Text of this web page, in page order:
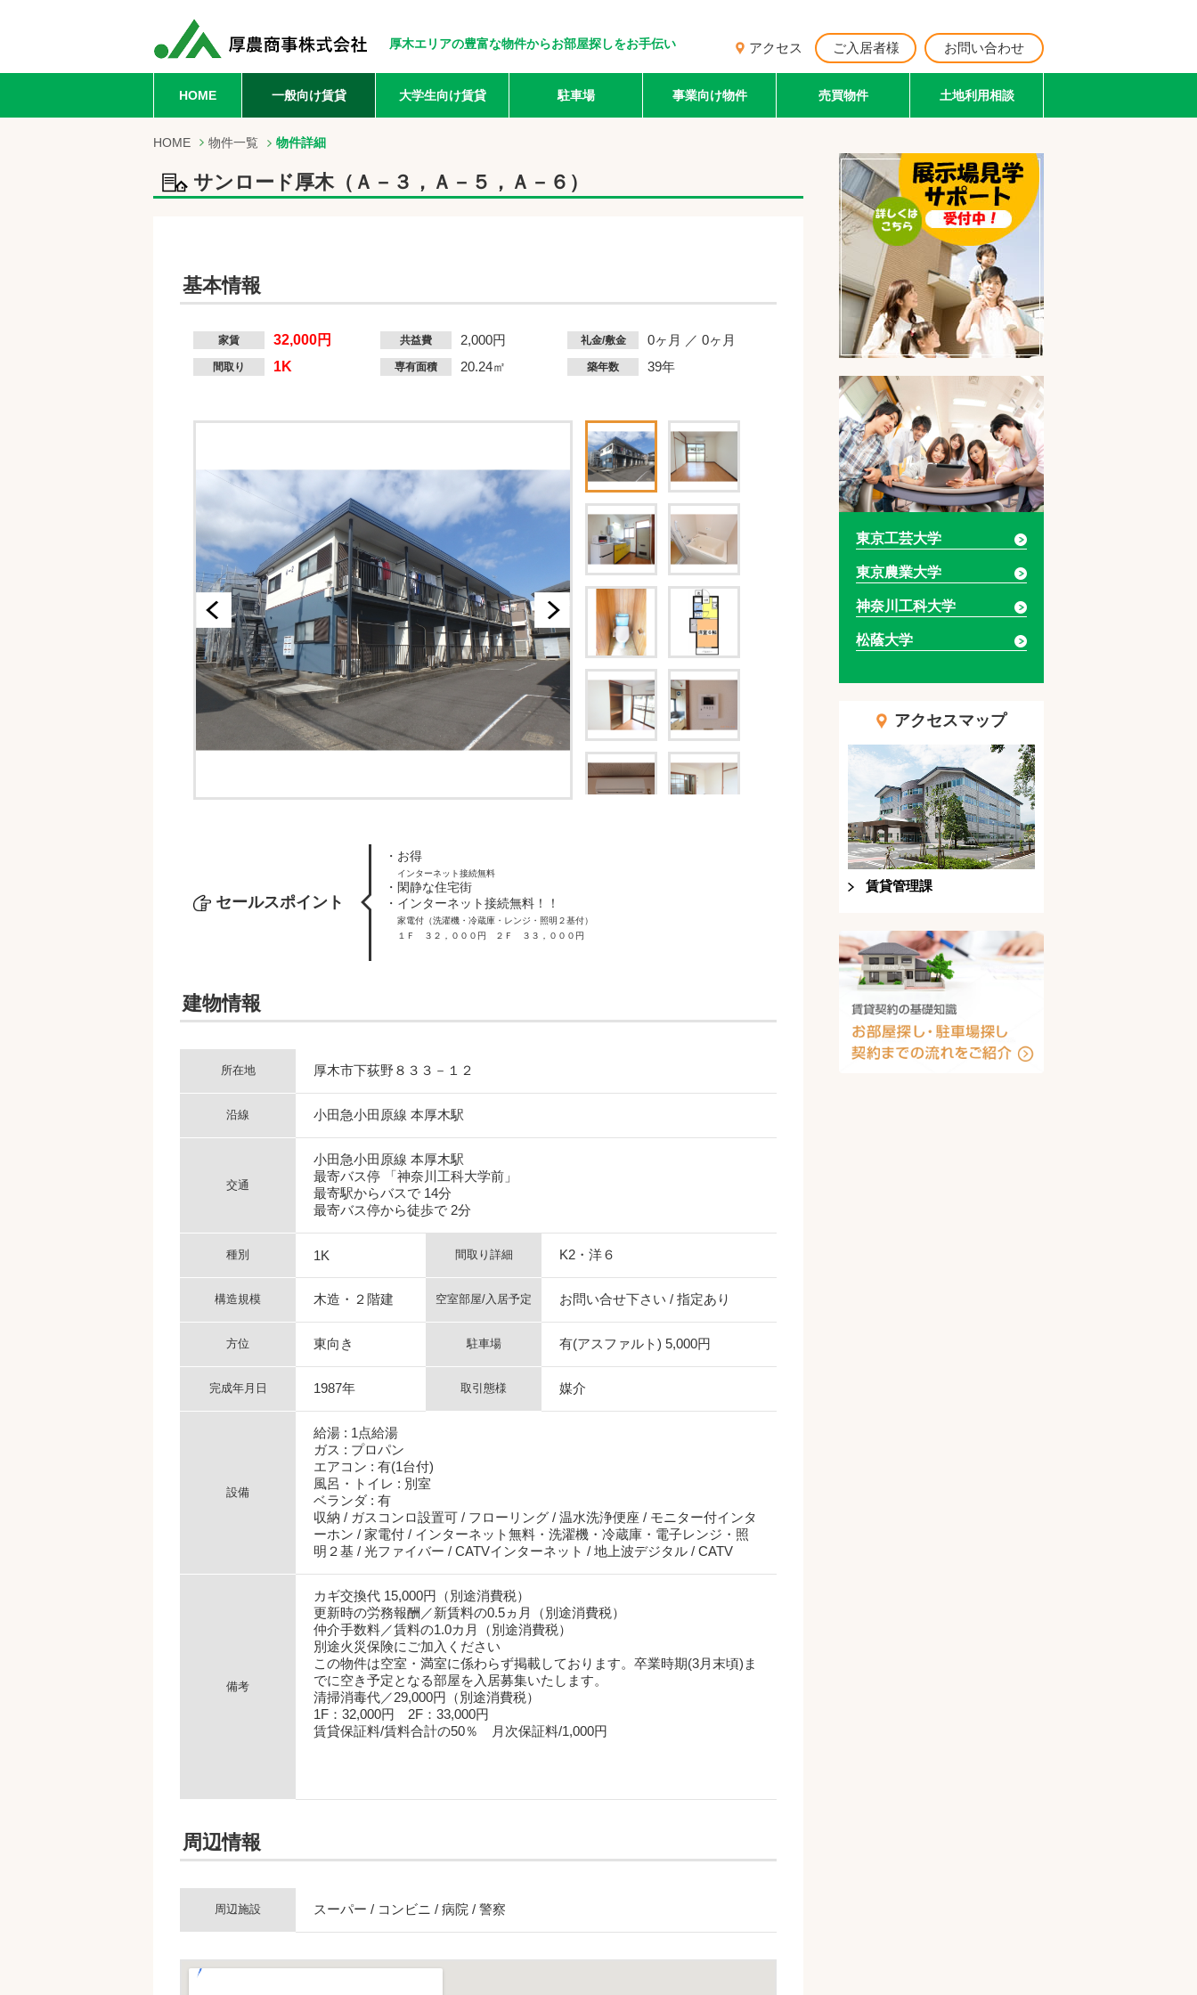
厚木エリアの豊富な物件からお部屋探しをお手伝い
HOME 一般向け賃貸 大学生向け賃貸 駐車場 事業向け物件 売買物件 土地利用相談
アクセス ご入居者様 お問い合わせ
HOME 物件一覧 物件詳細
サンロード厚木（Ａ－３，Ａ－５，Ａ－６）
基本情報
家賃 32,000円 共益費 2,000円 礼金/敷金 0ヶ月 ／ 0ヶ月
間取り 1K 専有面積 20.24㎡ 築年数 39年
セールスポイント
・お得
インターネット接続無料
・閑静な住宅街
・インターネット接続無料！！
家電付（洗濯機・冷蔵庫・レンジ・照明２基付）
１Ｆ ３２，０００円 ２Ｆ ３３，０００円
建物情報
所在地 厚木市下荻野８３３－１２
沿線 小田急小田原線 本厚木駅
交通
小田急小田原線 本厚木駅
最寄バス停 「神奈川工科大学前」
最寄駅からバスで 14分
最寄バス停から徒歩で 2分
種別 1K 間取り詳細 K2・洋６
構造規模 木造・２階建 空室部屋/入居予定 お問い合せ下さい / 指定あり
方位 東向き 駐車場 有(アスファルト) 5,000円
完成年月日 1987年 取引態様 媒介
設備
給湯 : 1点給湯
ガス : プロパン
エアコン : 有(1台付)
風呂・トイレ : 別室
ベランダ : 有
収納 / ガスコンロ設置可 / フローリング / 温水洗浄便座 / モニター付インタ
ーホン / 家電付 / インターネット無料・洗濯機・冷蔵庫・電子レンジ・照
明２基 / 光ファイバー / CATVインターネット / 地上波デジタル / CATV
備考
カギ交換代 15,000円（別途消費税）
更新時の労務報酬／新賃料の0.5ヵ月（別途消費税）
仲介手数料／賃料の1.0カ月（別途消費税）
別途火災保険にご加入ください
この物件は空室・満室に係わらず掲載しております。卒業時期(3月末頃)ま
でに空き予定となる部屋を入居募集いたします。
清掃消毒代／29,000円（別途消費税）
1F：32,000円 2F：33,000円
賃貸保証料/賃料合計の50％ 月次保証料/1,000円
周辺情報
周辺施設 スーパー / コンビニ / 病院 / 警察
東京工芸大学
東京農業大学
神奈川工科大学
松蔭大学
アクセスマップ
賃貸管理課